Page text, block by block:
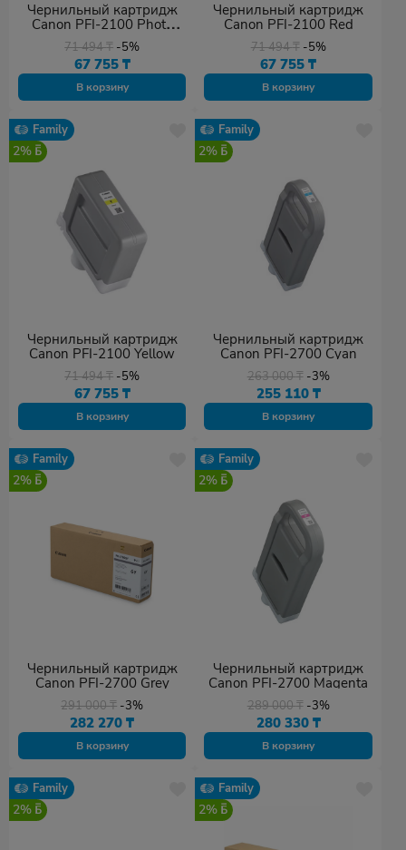
Чернильный картридж
Canon PFI-2100 Photo
Black
71 494₸ -5%
67 755 ₸
В корзину
Чернильный картридж
Canon PFI-2100 Red
71 494₸ -5%
67 755₸
В корзину
Family
2%
Чернильный картридж
Canon PFI-2100 Yellow
71 494₸ -5%
67 755 ₸
В корзину
Family
2%
Чернильный картридж
Canon PFI-2700 Cyan
263 000₸ -3%
255 110 ₸
В корзину
Family
2%
Чернильный картридж
Canon PFI-2700 Grey
291 000₸ -3%
282 270₸
В корзину
Family
2%
Чернильный картридж
Canon PFI-2700 Magenta
289 000₸ -3%
280 330 ₸
В корзину
Family
2%
Family
2%